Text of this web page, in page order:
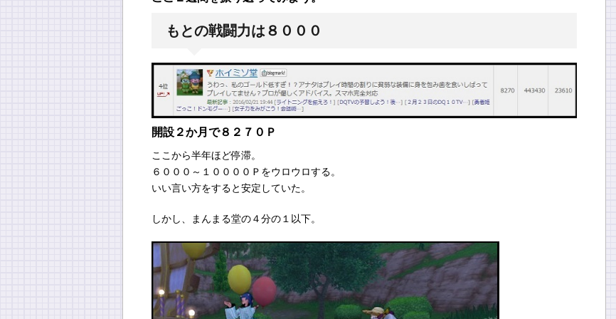
もとの戦闘力は８０００
開設２か月で８２７０Ｐ
ここから半年ほど停滞。
６０００～１００００Ｐをウロウロする。
いい言い方をすると安定していた。
しかし、まんまる堂の４分の１以下。